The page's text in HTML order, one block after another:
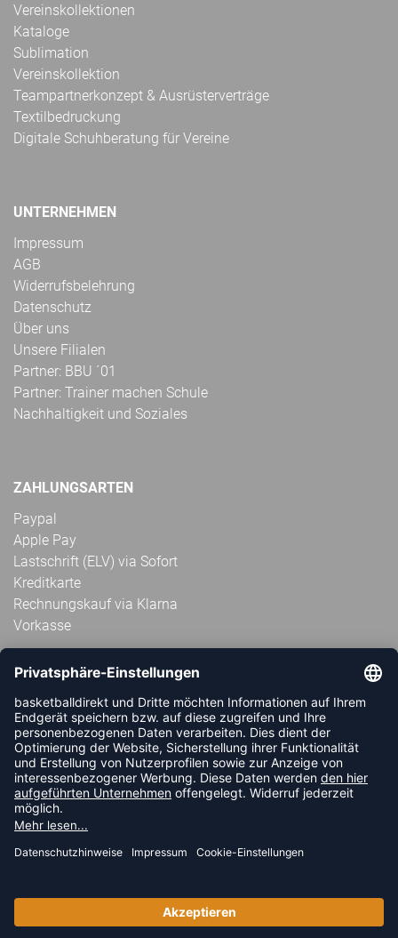
Vereinskollektionen
Kataloge
Sublimation
Vereinskollektion
Teampartnerkonzept & Ausrüsterverträge
Textilbedruckung
Digitale Schuhberatung für Vereine
UNTERNEHMEN
Impressum
AGB
Widerrufsbelehrung
Datenschutz
Über uns
Unsere Filialen
Partner: BBU ´01
Partner: Trainer machen Schule
Nachhaltigkeit und Soziales
ZAHLUNGSARTEN
Paypal
Apple Pay
Lastschrift (ELV) via Sofort
Kreditkarte
Rechnungskauf via Klarna
Vorkasse
ABONNIERE JETZT DEN KOSTENLOSEN
HANDBALLDIREKT-NEWSLETTER UND VERPASSE KEINE
NEUIGKEIT ODER AKTION MEHR.
JETZT ANMELDEN